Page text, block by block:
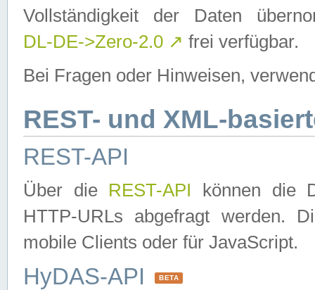
Vollständigkeit der Daten
DL-DE->Zero-2.0 ↗ frei verfügbar.
Bei Fragen oder Hinweisen,
REST- und XML-
REST-API
Über die REST-API können die
HTTP-URLs abgefragt werden.
mobile Clients oder für JavaScript.
HyDAS-API BETA